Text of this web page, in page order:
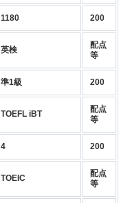
1180 200
英検
配点
等
準1級 200
TOEFL iBT
配点
等
4 200
TOEIC
配点
等